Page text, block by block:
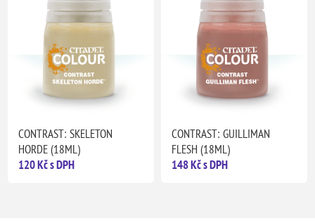
CONTRAST: SKELETON
HORDE (18ML)
120 Kč s DPH
CONTRAST: GUILLIMAN
FLESH (18ML)
148 Kč s DPH